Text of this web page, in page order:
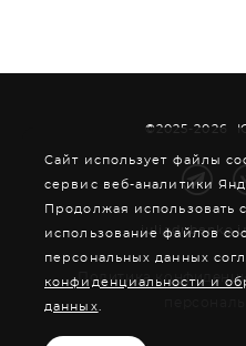
©2025-2026
Политика
Сайт использует файлы
сервис веб-аналитики
Продолжая использовать
использование файлов
персональных данных
конфиденциальности и
данных